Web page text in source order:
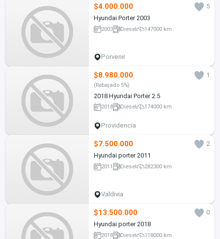
$4.000.000
5
Hyundai Porter 2003
2003 Diesel 147000 km
Porvenir
$8.980.000 1
(Rebajado 5%)
2018 Hyundai Porter 2.5
2018 Diesel 174000 km
Providencia
$7.500.000
2
Hyundai porter 2011
2011 Diesel 282300 km
Valdivia
$13.500.000
0
Hyundai porter 2018
2018 Diesel 118000 km